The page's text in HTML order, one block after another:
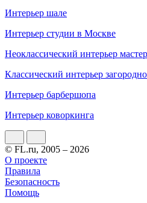
Интерьер шале
Интерьер студии в Москве
Неоклассический интерьер
Классический интерьер
Интерьер барбершопа
Интерьер коворкинга
© FL.ru, 2005 – 2026
О проекте
Правила
Безопасность
Помощь